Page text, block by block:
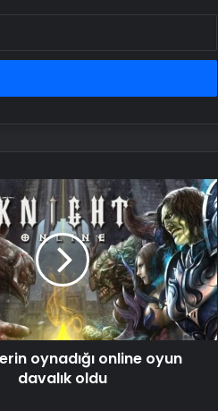
Sözcüsü Keçeli: Kıbrıs Özel
Tümgeneral Büyükışık’ın
ölümünde 7 yıl sonra dava
: Dijital Medya Ajansı, Google
Ajansı, SEO Ajansı ve Web
Ajansı
oynadığı online oyun
davalık oldu